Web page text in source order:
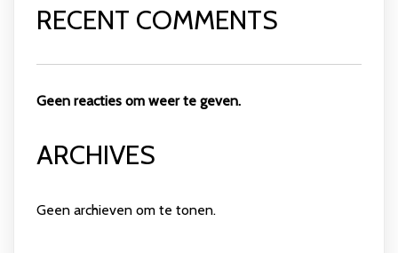
RECENT COMMENTS
Geen reacties om weer te geven.
ARCHIVES
Geen archieven om te tonen.